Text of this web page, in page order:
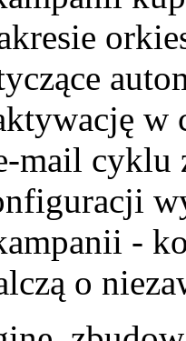
w
mail cyklu
-
o